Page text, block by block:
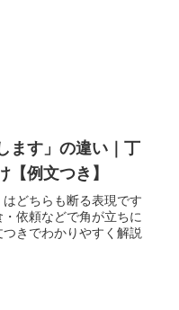
ます」の違い｜丁
例文つき】
はどちらも断る表現です
依頼などで角が立ちに
きでわかりやすく解説